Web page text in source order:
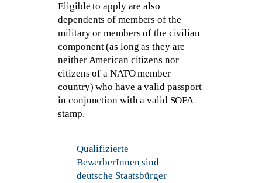
Eligible to apply are also
dependents of members of the
military or members of the civilian
component (as long as they are
neither American citizens nor
citizens of a NATO member
country) who have a valid passport
in conjunction with a valid SOFA
stamp.
Qualifizierte
BewerberInnen sind
deutsche Staatsbürger